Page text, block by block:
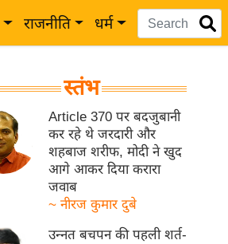
राजनीति धर्म
स्तंभ
Article 370 पर बदजुबानी
कर रहे थे जरदारी और
शहबाज शरीफ, मोदी ने खुद
आगे आकर दिया करारा
जवाब
~ नीरज कुमार दुबे
उन्नत बचपन की पहली शर्त-